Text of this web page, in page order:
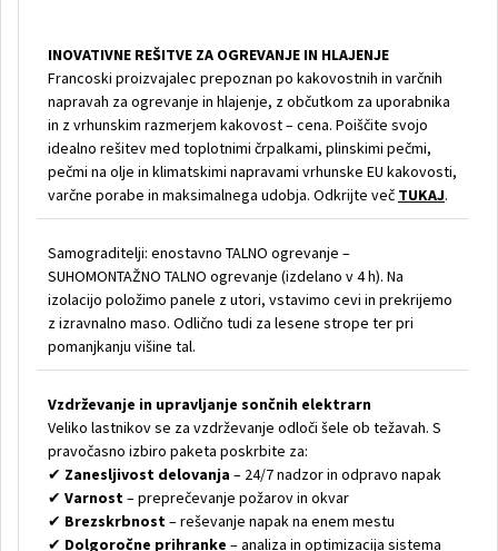
INOVATIVNE REŠITVE ZA OGREVANJE IN HLAJENJE
Francoski proizvajalec prepoznan po kakovostnih in varčnih
napravah za ogrevanje in hlajenje, z občutkom za uporabnika
in z vrhunskim razmerjem kakovost – cena. Poiščite svojo
idealno rešitev med toplotnimi črpalkami, plinskimi pečmi,
pečmi na olje in klimatskimi napravami vrhunske EU kakovosti,
varčne porabe in maksimalnega udobja. Odkrijte več TUKAJ.
Samograditelji: enostavno TALNO ogrevanje –
SUHOMONTAŽNO TALNO ogrevanje (izdelano v 4 h). Na
izolacijo položimo panele z utori, vstavimo cevi in prekrijemo
z izravnalno maso. Odlično tudi za lesene strope ter pri
pomanjkanju višine tal.
Vzdrževanje in upravljanje sončnih elektrarn
Veliko lastnikov se za vzdrževanje odloči šele ob težavah. S
pravočasno izbiro paketa poskrbite za:
✔ Zanesljivost delovanja – 24/7 nadzor in odpravo napak
✔ Varnost– preprečevanje požarov in okvar
✔ Brezskrbnost– reševanje napak na enem mestu
✔ Dolgoročne prihranke – analiza in optimizacija sistema